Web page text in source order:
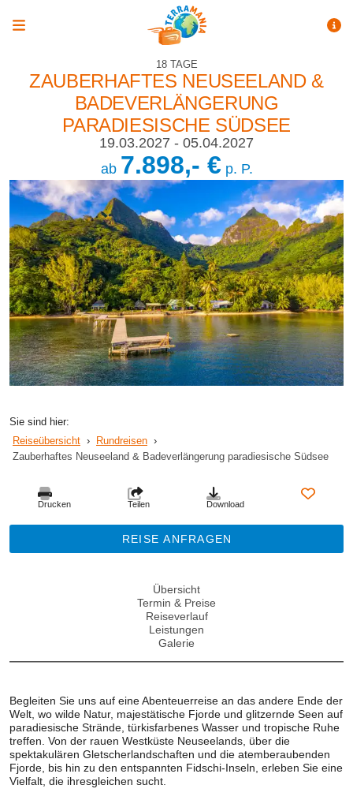
18 TAGE
ZAUBERHAFTES NEUSEELAND &
BADEVERLÄNGERUNG
PARADIESISCHE SÜDSEE
19.03.2027 - 05.04.2027
ab 7.898,- €p. P.
Sie sind hier:
Reiseübersicht › Rundreisen ›
Zauberhaftes Neuseeland & Badeverlängerung paradiesische Südsee
Drucken Teilen Download
Übersicht
Termin & Preise
Reiseverlauf
Leistungen
Galerie
REISE ANFRAGEN
Begleiten Sie uns auf eine Abenteuerreise an das andere Ende der
Welt, wo wilde Natur, majestätische Fjorde und glitzernde Seen auf
paradiesische Strände, türkisfarbenes Wasser und tropische Ruhe
treffen. Von der rauen Westküste Neuseelands, über die
spektakulären Gletscherlandschaften und die atemberaubenden
Fjorde, bis hin zu den entspannten Fidschi-Inseln, erleben Sie eine
Vielfalt, die ihresgleichen sucht.